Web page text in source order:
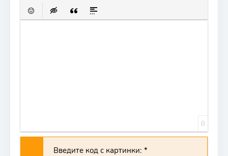
ВСТАВИТЬ СМАЙЛИК
ВСТАВКА СКРЫТОГО ТЕКСТА
ВСТАВКА ЦИТАТЫ
ВСТАВКА СПОЙЛЕРА
0
Введите код с картинки: